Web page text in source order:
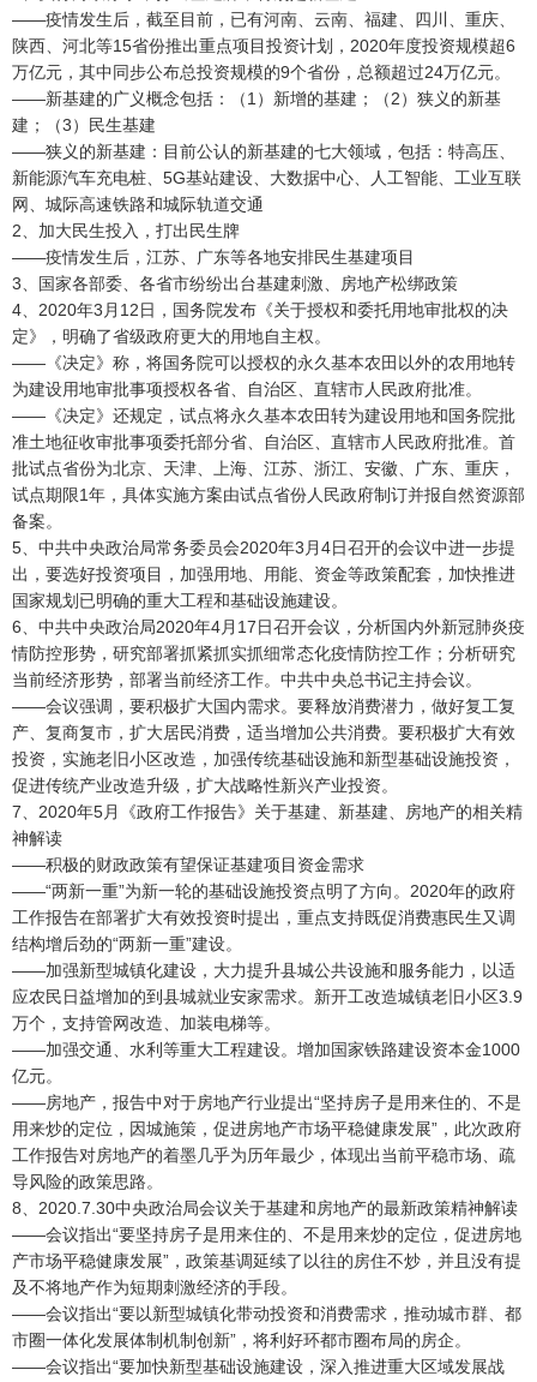
——疫情发生后，截至目前，已有河南、云南、福建、四川、重庆、
陕西、河北等15省份推出重点项目投资计划，2020年度投资规模超6
万亿元，其中同步公布总投资规模的9个省份，总额超过24万亿元。
——新基建的广义概念包括：（1）新增的基建；（2）狭义的新基
建；（3）民生基建
——狭义的新基建：目前公认的新基建的七大领域，包括：特高压、
新能源汽车充电桩、5G基站建设、大数据中心、人工智能、工业互联
网、城际高速铁路和城际轨道交通
2、加大民生投入，打出民生牌
——疫情发生后，江苏、广东等各地安排民生基建项目
3、国家各部委、各省市纷纷出台基建刺激、房地产松绑政策
4、2020年3月12日，国务院发布《关于授权和委托用地审批权的决
定》，明确了省级政府更大的用地自主权。
——《决定》称，将国务院可以授权的永久基本农田以外的农用地转
为建设用地审批事项授权各省、自治区、直辖市人民政府批准。
——《决定》还规定，试点将永久基本农田转为建设用地和国务院批
准土地征收审批事项委托部分省、自治区、直辖市人民政府批准。首
批试点省份为北京、天津、上海、江苏、浙江、安徽、广东、重庆，
试点期限1年，具体实施方案由试点省份人民政府制订并报自然资源部
备案。
5、中共中央政治局常务委员会2020年3月4日召开的会议中进一步提
出，要选好投资项目，加强用地、用能、资金等政策配套，加快推进
国家规划已明确的重大工程和基础设施建设。
6、中共中央政治局2020年4月17日召开会议，分析国内外新冠肺炎疫
情防控形势，研究部署抓紧抓实抓细常态化疫情防控工作；分析研究
当前经济形势，部署当前经济工作。中共中央总书记主持会议。
——会议强调，要积极扩大国内需求。要释放消费潜力，做好复工复
产、复商复市，扩大居民消费，适当增加公共消费。要积极扩大有效
投资，实施老旧小区改造，加强传统基础设施和新型基础设施投资，
促进传统产业改造升级，扩大战略性新兴产业投资。
7、2020年5月《政府工作报告》关于基建、新基建、房地产的相关精
神解读
——积极的财政政策有望保证基建项目资金需求
——“两新一重”为新一轮的基础设施投资点明了方向。2020年的政府
工作报告在部署扩大有效投资时提出，重点支持既促消费惠民生又调
结构增后劲的“两新一重”建设。
——加强新型城镇化建设，大力提升县城公共设施和服务能力，以适
应农民日益增加的到县城就业安家需求。新开工改造城镇老旧小区3.9
万个，支持管网改造、加装电梯等。
——加强交通、水利等重大工程建设。增加国家铁路建设资本金1000
亿元。
——房地产，报告中对于房地产行业提出“坚持房子是用来住的、不是
用来炒的定位，因城施策，促进房地产市场平稳健康发展”，此次政府
工作报告对房地产的着墨几乎为历年最少，体现出当前平稳市场、疏
导风险的政策思路。
8、2020.7.30中央政治局会议关于基建和房地产的最新政策精神解读
——会议指出“要坚持房子是用来住的、不是用来炒的定位，促进房地
产市场平稳健康发展”，政策基调延续了以往的房住不炒，并且没有提
及不将地产作为短期刺激经济的手段。
——会议指出“要以新型城镇化带动投资和消费需求，推动城市群、都
市圈一体化发展体制机制创新”，将利好环都市圈布局的房企。
——会议指出“要加快新型基础设施建设，深入推进重大区域发展战